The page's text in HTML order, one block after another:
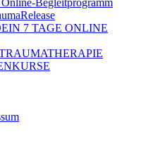
Begleitprogramm
7 TAGE ONLINE